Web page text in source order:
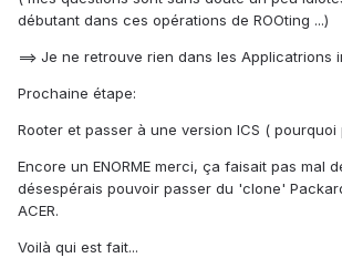
débutant dans ces opérations de ROOting ...)
==> Je ne retrouve rien dans les Applicatrions
Prochaine étape:
Rooter et passer à une version ICS ( pourquoi
Encore un ENORME merci, ça faisait pas mal
désespérais pouvoir passer du 'clone'
ACER.
Voilà qui est fait...